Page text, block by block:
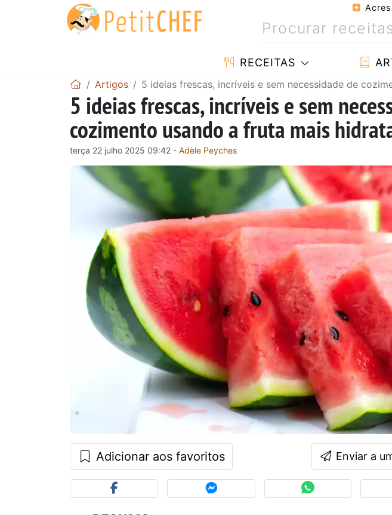
RECEITAS
Artigos 5 ideias frescas, incríveis e sem necessidade de
5 ideias frescas, incríveis e sem
cozimento usando a fruta mais
terça 22 julho 2025 09:42 - Adèle Peyches
Adicionar aos favoritos Enviar a